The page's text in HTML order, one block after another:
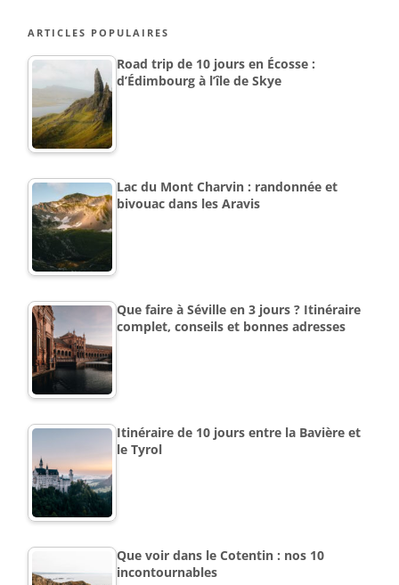
ARTICLES POPULAIRES
Road trip de 10 jours en Écosse :
d’Édimbourg à l’île de Skye
Lac du Mont Charvin : randonnée et
bivouac dans les Aravis
Que faire à Séville en 3 jours ? Itinéraire
complet, conseils et bonnes adresses
Itinéraire de 10 jours entre la Bavière et
le Tyrol
Que voir dans le Cotentin : nos 10
incontournables